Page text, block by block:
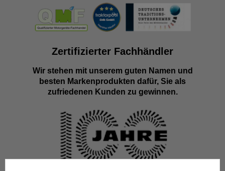
Zertifizierter Fachhändler
Wir stehen mit unserem guten Namen und
besten Markenprodukten dafür, Sie als
zufriedenen Kunden zu gewinnen.